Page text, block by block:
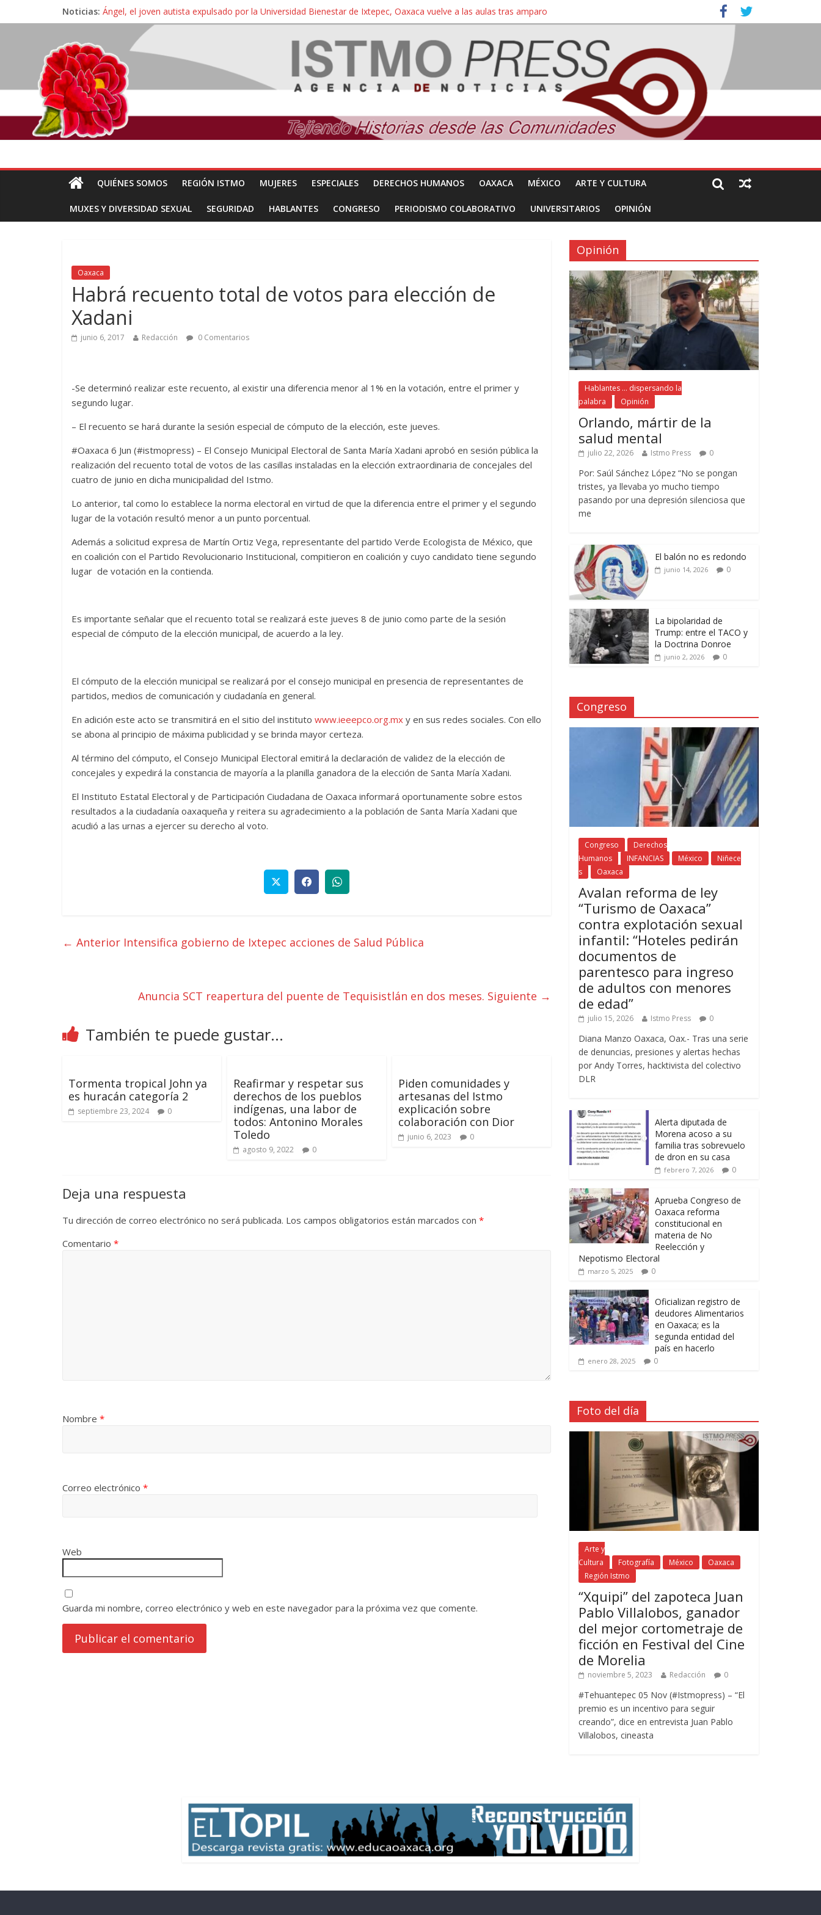
Noticias: Ángel, el joven autista expulsado por la Universidad Bienestar de Ixtepec, Oaxaca vuelve a las aulas tras amparo
Familiares de periodista Alejandro Leyva se reúnen con titular de la SEGOB y exigen detener a los autores materiales e intelectuales de su asesinato
Alertan pescadores de Juchitán, Oaxaca de nuevo despojo de su territorio para construir un parque eólico
Pescadores y comuneros ikoots detienen la extracción ilegal de material pétreo de gravera Oyamel
Un nuevo derrame de hidrocarburo afecta a Salina Cruz, Oaxaca; ahora pescadores de Salinas del Marqués denuncian daños de Pemex
QUIÉNES SOMOS REGIÓN ISTMO MUJERES ESPECIALES DERECHOS HUMANOS OAXACA MÉXICO ARTE Y CULTURA
MUXES Y DIVERSIDAD SEXUAL SEGURIDAD HABLANTES CONGRESO PERIODISMO COLABORATIVO UNIVERSITARIOS OPINIÓN
Oaxaca
Habrá recuento total de votos para elección de
Xadani
junio 6, 2017 Redacción 0 Comentarios
-Se determinó realizar este recuento, al existir una diferencia menor al 1% en la votación, entre el primer y
segundo lugar.
– El recuento se hará durante la sesión especial de cómputo de la elección, este jueves.
#Oaxaca 6 Jun (#istmopress) – El Consejo Municipal Electoral de Santa María Xadani aprobó en sesión pública la
realización del recuento total de votos de las casillas instaladas en la elección extraordinaria de concejales del
cuatro de junio en dicha municipalidad del Istmo.
Lo anterior, tal como lo establece la norma electoral en virtud de que la diferencia entre el primer y el segundo
lugar de la votación resultó menor a un punto porcentual.
Además a solicitud expresa de Martín Ortiz Vega, representante del partido Verde Ecologista de México, que
en coalición con el Partido Revolucionario Institucional, compitieron en coalición y cuyo candidato tiene segundo
lugar de votación en la contienda.
Es importante señalar que el recuento total se realizará este jueves 8 de junio como parte de la sesión
especial de cómputo de la elección municipal, de acuerdo a la ley.
El cómputo de la elección municipal se realizará por el consejo municipal en presencia de representantes de
partidos, medios de comunicación y ciudadanía en general.
En adición este acto se transmitirá en el sitio del instituto www.ieeepco.org.mx y en sus redes sociales. Con ello
se abona al principio de máxima publicidad y se brinda mayor certeza.
Al término del cómputo, el Consejo Municipal Electoral emitirá la declaración de validez de la elección de
concejales y expedirá la constancia de mayoría a la planilla ganadora de la elección de Santa María Xadani.
El Instituto Estatal Electoral y de Participación Ciudadana de Oaxaca informará oportunamente sobre estos
resultados a la ciudadanía oaxaqueña y reitera su agradecimiento a la población de Santa María Xadani que
acudió a las urnas a ejercer su derecho al voto.
← Anterior Intensifica gobierno de Ixtepec acciones de Salud Pública
Anuncia SCT reapertura del puente de Tequisistlán en dos meses. Siguiente →
También te puede gustar...
Tormenta tropical John ya
es huracán categoría 2
septiembre 23, 2024 0
Reafirmar y respetar sus
derechos de los pueblos
indígenas, una labor de
todos: Antonino Morales
Toledo
agosto 9, 2022 0
Piden comunidades y
artesanas del Istmo
explicación sobre
colaboración con Dior
junio 6, 2023 0
Deja una respuesta
Tu dirección de correo electrónico no será publicada. Los campos obligatorios están marcados con *
Comentario *
Nombre *
Correo electrónico *
Web
Guarda mi nombre, correo electrónico y web en este navegador para la próxima vez que comente.
Opinión
Hablantes ... dispersando la
palabra
Opinión
Orlando, mártir de la
salud mental
julio 22, 2026 Istmo Press 0
Por: Saúl Sánchez López “No se pongan
tristes, ya llevaba yo mucho tiempo
pasando por una depresión silenciosa que
me
El balón no es redondo
junio 14, 2026 0
La bipolaridad de
Trump: entre el TACO y
la Doctrina Donroe
junio 2, 2026 0
Congreso
Congreso
Derechos
Humanos
INFANCIAS México
Niñece
s
Oaxaca
Avalan reforma de ley
“Turismo de Oaxaca”
contra explotación sexual
infantil: “Hoteles pedirán
documentos de
parentesco para ingreso
de adultos con menores
de edad”
julio 15, 2026 Istmo Press 0
Diana Manzo Oaxaca, Oax.- Tras una serie
de denuncias, presiones y alertas hechas
por Andy Torres, hacktivista del colectivo
DLR
Alerta diputada de
Morena acoso a su
familia tras sobrevuelo
de dron en su casa
febrero 7, 2026 0
Aprueba Congreso de
Oaxaca reforma
constitucional en
materia de No
Reelección y
Nepotismo Electoral
marzo 5, 2025 0
Oficializan registro de
deudores Alimentarios
en Oaxaca; es la
segunda entidad del
país en hacerlo
enero 28, 2025 0
Foto del día
Arte y
Cultura
Fotografía México
Oaxaca
Región Istmo
“Xquipi” del zapoteca Juan
Pablo Villalobos, ganador
del mejor cortometraje de
ficción en Festival del Cine
de Morelia
noviembre 5, 2023 Redacción 0
#Tehuantepec 05 Nov (#Istmopress) – “El
premio es un incentivo para seguir
creando”, dice en entrevista Juan Pablo
Villalobos, cineasta